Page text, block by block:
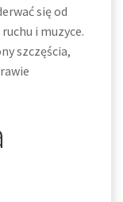
się od
i muzyce.
szczęścia,